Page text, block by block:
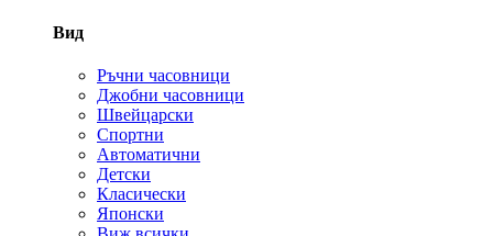
Вид
Ръчни часовници
Джобни часовници
Швейцарски
Спортни
Автоматични
Детски
Класически
Японски